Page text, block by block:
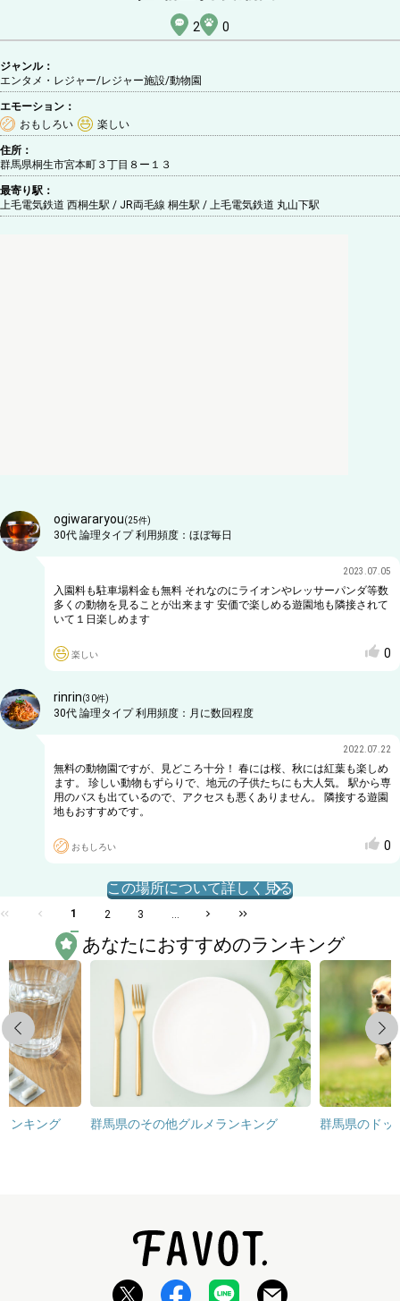
2 0
ジャンル：
エンタメ・レジャー/レジャー施設/動物園
エモーション：
おもしろい
楽しい
住所：
群馬県桐生市宮本町３丁目８ー１３
最寄り駅：
上毛電気鉄道 西桐生駅 / JR両毛線 桐生駅 / 上毛電気鉄道 丸山下駅
ogiwararyou(25件)
30代 論理タイプ利用頻度： ほぼ毎日
2023.07.05
入園料も駐車場料金も無料 それなのにライオンやレッサーパンダ等数
多くの動物を見ることが出来ます 安価で楽しめる遊園地も隣接されて
いて１日楽しめます
楽しい 0
rinrin(30件)
30代 論理タイプ利用頻度： 月に数回程度
2022.07.22
無料の動物園ですが、見どころ十分！ 春には桜、秋には紅葉も楽しめ
ます。 珍しい動物もずらりで、地元の子供たちにも大人気。 駅から専
用のバスも出ているので、アクセスも悪くありません。 隣接する遊園
地もおすすめです。
おもしろい 0
この場所について詳しく見る
1 2 3 ...
あなたにおすすめのランキング
Previous
ンキング 群馬県のその他グルメランキング 群馬県のドッ